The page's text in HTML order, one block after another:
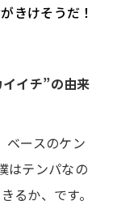
きけそうだ！
イチ”の由来
ベースのケン
はテンパなの
るか、です。